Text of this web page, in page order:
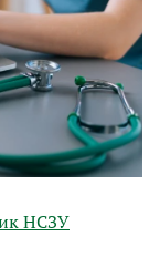
НСЗУ